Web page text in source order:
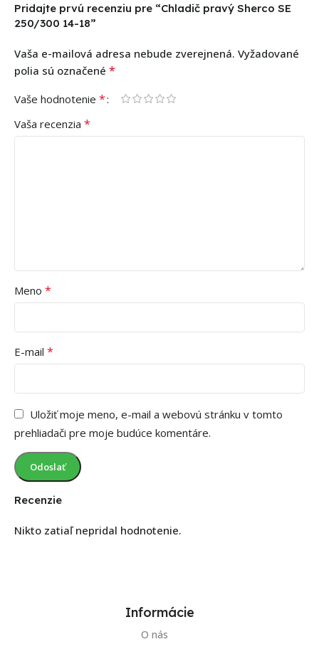
Recenzie
Nikto zatiaľ nepridal hodnotenie.
Pridajte prvú recenziu pre “Chladič pravý Sherco SE
250/300 14-18”
Vaša e-mailová adresa nebude zverejnená. Vyžadované
polia sú označené *
Vaše hodnotenie *
Vaša recenzia *
Meno *
E-mail *
Uložiť moje meno, e-mail a webovú stránku v tomto
prehliadači pre moje budúce komentáre.
Informácie
O nás